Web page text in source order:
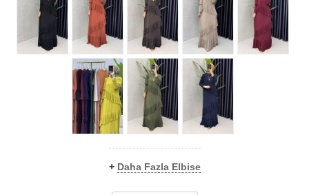
+ Daha Fazla Elbise